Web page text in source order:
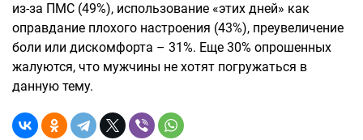
из-за ПМС (49%), использование «этих дней» как
оправдание плохого настроения (43%), преувеличение
боли или дискомфорта – 31%. Еще 30% опрошенных
жалуются, что мужчины не хотят погружаться в
данную тему.